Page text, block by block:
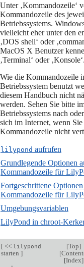
Unter ‚Kommandozeile‘
Kommandozeile des
Betriebssystems.
vielleicht eher unter den
‚DOS shell‘ oder
MacOS X Benutzer
‚Terminal‘ oder ‚Konsole‘.
Wie die Kommandozeile
Betriebssystem benutzt
diesem Handbuch nicht
werden. Sehen Sie bitte
Betriebssystems nach
sich im Internet, wenn
Kommandozeile nicht
lilypond aufrufen
Grundlegende Optionen
Kommandozeile für
Fortgeschrittene
Kommandozeile für
Umgebungsvariablen
LilyPond in chroot-
[<< lilypond
starten ]
[Top]
[
[Index]